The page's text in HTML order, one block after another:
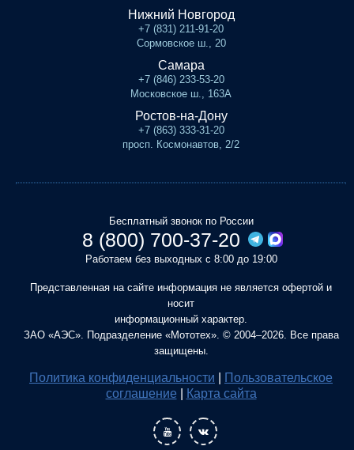
Нижний Новгород
+7 (831) 211-91-20
Сормовское ш., 20
Самара
+7 (846) 233-53-20
Московское ш., 163А
Ростов-на-Дону
+7 (863) 333-31-20
просп. Космонавтов, 2/2
Бесплатный звонок по России
8 (800) 700-37-20
Работаем без выходных с 8:00 до 19:00
Представленная на сайте информация не является офертой и
носит
информационный характер.
ЗАО «АЭС». Подразделение «Мототех». © 2004–2026. Все права
защищены.
Политика конфиденциальности
Пользовательское
соглашение
Карта сайта